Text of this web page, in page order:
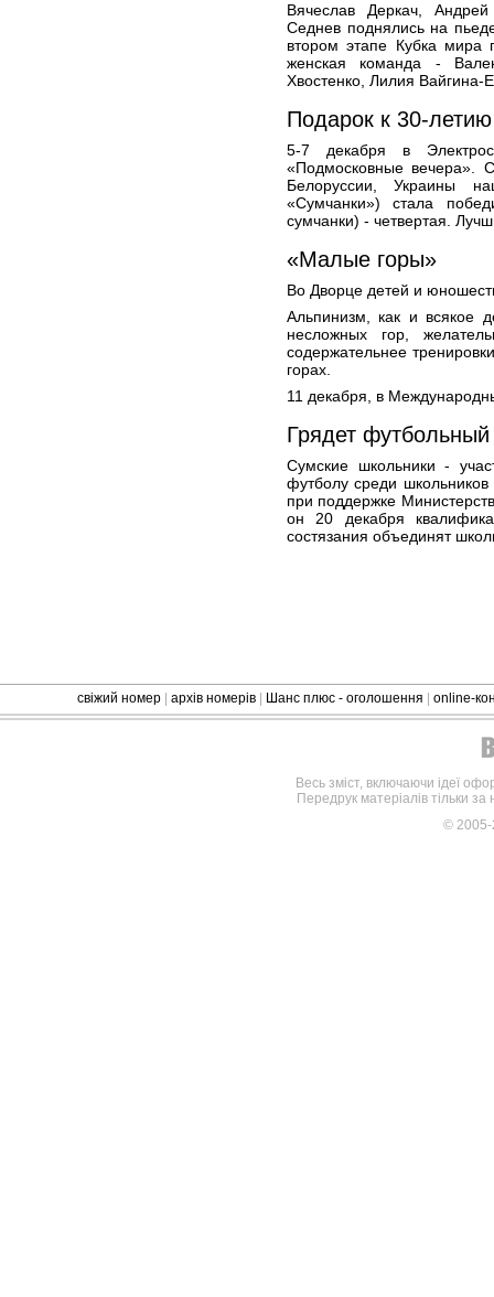
Вячеслав Деркач,
Седнев поднялись на
втором этапе Кубка мира
женская команда -
Хвостенко, Лилия
Подарок к 30-летию
5-7 декабря в
«Подмосковные вечера».
Белоруссии, Украины
«Сумчанки») стала
сумчанки) - четвертая.
«Малые горы»
Во Дворце детей и
Альпинизм, как и всякое
несложных гор,
содержательнее
горах.
11 декабря, в
Грядет футбольный
Сумские школьники -
футболу среди
при поддержке
он 20 декабря
состязания объединят
свіжий номер архів номерів Шанс плюс - оголошення online-
Весь зміст, включаючи ідеї
Передрук матеріалів тільки
©